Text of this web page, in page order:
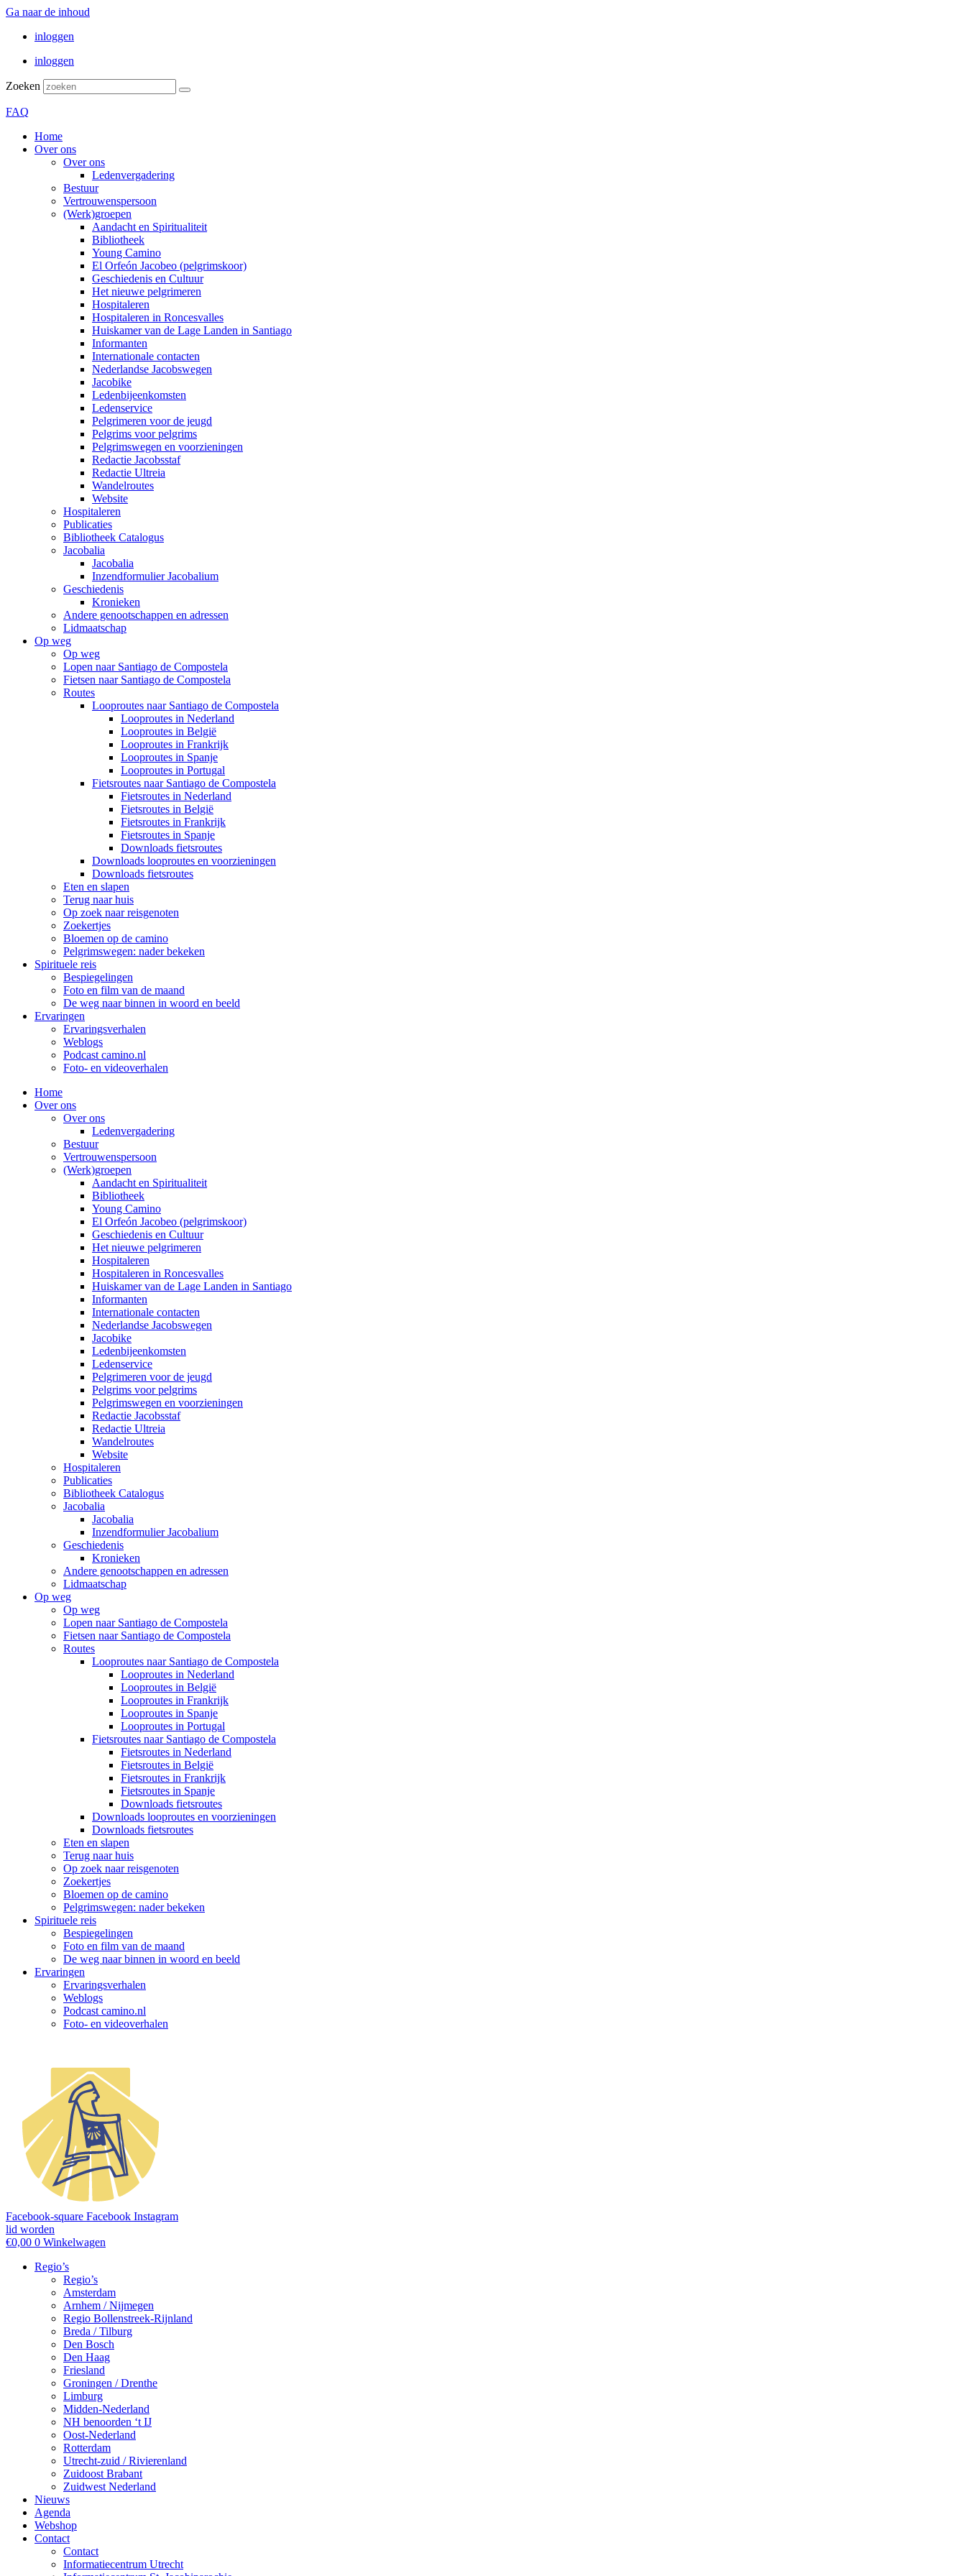
Ga naar de inhoud
inloggen
inloggen
Zoeken
FAQ
Home
Over ons
Over ons
Ledenvergadering
Bestuur
Vertrouwenspersoon
(Werk)groepen
Aandacht en Spiritualiteit
Bibliotheek
Young Camino
El Orfeón Jacobeo (pelgrimskoor)
Geschiedenis en Cultuur
Het nieuwe pelgrimeren
Hospitaleren
Hospitaleren in Roncesvalles
Huiskamer van de Lage Landen in Santiago
Informanten
Internationale contacten
Nederlandse Jacobswegen
Jacobike
Ledenbijeenkomsten
Ledenservice
Pelgrimeren voor de jeugd
Pelgrims voor pelgrims
Pelgrimswegen en voorzieningen
Redactie Jacobsstaf
Redactie Ultreia
Wandelroutes
Website
Hospitaleren
Publicaties
Bibliotheek Catalogus
Jacobalia
Jacobalia
Inzendformulier Jacobalium
Geschiedenis
Kronieken
Andere genootschappen en adressen
Lidmaatschap
Op weg
Op weg
Lopen naar Santiago de Compostela
Fietsen naar Santiago de Compostela
Routes
Looproutes naar Santiago de Compostela
Looproutes in Nederland
Looproutes in België
Looproutes in Frankrijk
Looproutes in Spanje
Looproutes in Portugal
Fietsroutes naar Santiago de Compostela
Fietsroutes in Nederland
Fietsroutes in België
Fietsroutes in Frankrijk
Fietsroutes in Spanje
Downloads fietsroutes
Downloads looproutes en voorzieningen
Downloads fietsroutes
Eten en slapen
Terug naar huis
Op zoek naar reisgenoten
Zoekertjes
Bloemen op de camino
Pelgrimswegen: nader bekeken
Spirituele reis
Bespiegelingen
Foto en film van de maand
De weg naar binnen in woord en beeld
Ervaringen
Ervaringsverhalen
Weblogs
Podcast camino.nl
Foto- en videoverhalen
Home
Over ons
Over ons
Ledenvergadering
Bestuur
Vertrouwenspersoon
(Werk)groepen
Aandacht en Spiritualiteit
Bibliotheek
Young Camino
El Orfeón Jacobeo (pelgrimskoor)
Geschiedenis en Cultuur
Het nieuwe pelgrimeren
Hospitaleren
Hospitaleren in Roncesvalles
Huiskamer van de Lage Landen in Santiago
Informanten
Internationale contacten
Nederlandse Jacobswegen
Jacobike
Ledenbijeenkomsten
Ledenservice
Pelgrimeren voor de jeugd
Pelgrims voor pelgrims
Pelgrimswegen en voorzieningen
Redactie Jacobsstaf
Redactie Ultreia
Wandelroutes
Website
Hospitaleren
Publicaties
Bibliotheek Catalogus
Jacobalia
Jacobalia
Inzendformulier Jacobalium
Geschiedenis
Kronieken
Andere genootschappen en adressen
Lidmaatschap
Op weg
Op weg
Lopen naar Santiago de Compostela
Fietsen naar Santiago de Compostela
Routes
Looproutes naar Santiago de Compostela
Looproutes in Nederland
Looproutes in België
Looproutes in Frankrijk
Looproutes in Spanje
Looproutes in Portugal
Fietsroutes naar Santiago de Compostela
Fietsroutes in Nederland
Fietsroutes in België
Fietsroutes in Frankrijk
Fietsroutes in Spanje
Downloads fietsroutes
Downloads looproutes en voorzieningen
Downloads fietsroutes
Eten en slapen
Terug naar huis
Op zoek naar reisgenoten
Zoekertjes
Bloemen op de camino
Pelgrimswegen: nader bekeken
Spirituele reis
Bespiegelingen
Foto en film van de maand
De weg naar binnen in woord en beeld
Ervaringen
Ervaringsverhalen
Weblogs
Podcast camino.nl
Foto- en videoverhalen
Facebook-square Facebook Instagram
lid worden
€0,00 0 Winkelwagen
Regio’s
Regio’s
Amsterdam
Arnhem / Nijmegen
Regio Bollenstreek-Rijnland
Breda / Tilburg
Den Bosch
Den Haag
Friesland
Groningen / Drenthe
Limburg
Midden-Nederland
NH benoorden ‘t IJ
Oost-Nederland
Rotterdam
Utrecht-zuid / Rivierenland
Zuidoost Brabant
Zuidwest Nederland
Nieuws
Agenda
Webshop
Contact
Contact
Informatiecentrum Utrecht